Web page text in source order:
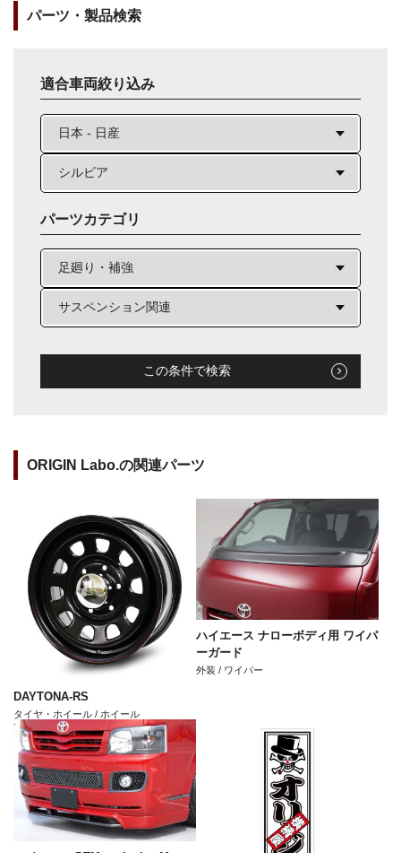
パーツ・製品検索
適合車両絞り込み
パーツカテゴリ
この条件で検索
ORIGIN Labo.の関連パーツ
DAYTONA-RS
タイヤ・ホイール / ホイール
ハイエース ナローボディ用 ワイパ
ーガード
外装 / ワイパー